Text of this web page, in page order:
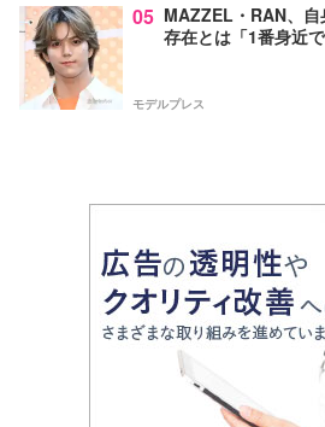
05 MAZZEL・RAN、
存在とは「1番身近
モデルプレス